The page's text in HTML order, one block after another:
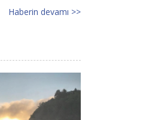
Haberin devamı >>